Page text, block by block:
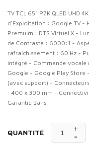
TV TCL 65" P7K QLED UHD
d'Exploitation : Google TV -
Premuim : DTS Virtuel X -
de Contraste : 6000:1 -
rafraîchissement : 60 Hz -
intégré - Commande vocale
Google - Google Play Store
(avec support) -
: 400 x 300 mm -
Garantie 2ans
QUANTITÉ